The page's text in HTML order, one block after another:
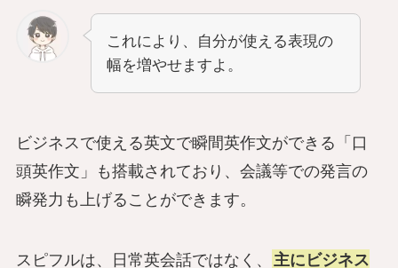
これにより、自分が使える表現の
幅を増やせますよ。
ビジネスで使える英文で瞬間英作文ができる「口
頭英作文」も搭載されており、会議等での発言の
瞬発力も上げることができます。
スピフルは、日常英会話ではなく、
主にビジネス